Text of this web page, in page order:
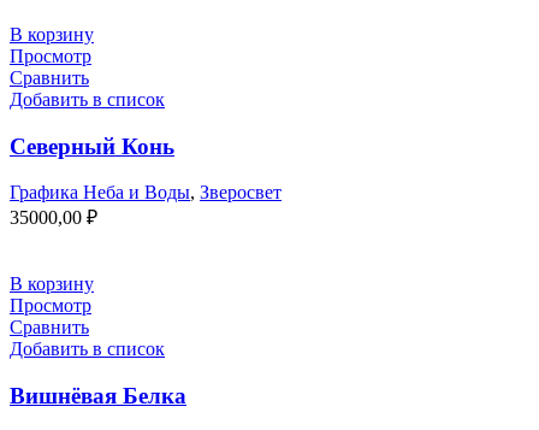
В корзину
Просмотр
Сравнить
Добавить в список
Северный Конь
Графика Неба и Воды, Зверосвет
35000,00 ₽
В корзину
Просмотр
Сравнить
Добавить в список
Вишнёвая Белка